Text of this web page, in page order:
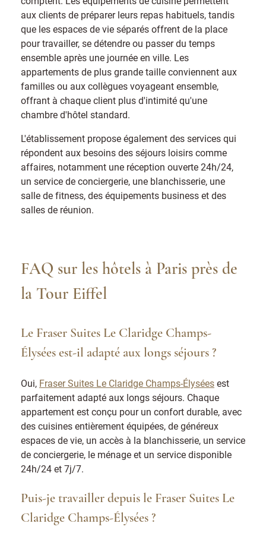
aux clients de préparer leurs repas habituels, tandis
que les espaces de vie séparés offrent de la place
pour travailler, se détendre ou passer du temps
ensemble après une journée en ville. Les
appartements de plus grande taille conviennent aux
familles ou aux collègues voyageant ensemble,
offrant à chaque client plus d'intimité qu'une
chambre d'hôtel standard.
L'établissement propose également des services qui
répondent aux besoins des séjours loisirs comme
affaires, notamment une réception ouverte 24h/24,
un service de conciergerie, une blanchisserie, une
salle de fitness, des équipements business et des
salles de réunion.
FAQ sur les hôtels à Paris près de
la Tour Eiffel
Le Fraser Suites Le Claridge Champs-
Élysées est-il adapté aux longs séjours ?
Oui, Fraser Suites Le Claridge Champs-Élyséesest
parfaitement adapté aux longs séjours. Chaque
appartement est conçu pour un confort durable, avec
des cuisines entièrement équipées, de généreux
espaces de vie, un accès à la blanchisserie, un service
de conciergerie, le ménage et un service disponible
24h/24 et 7j/7.
Puis-je travailler depuis le Fraser Suites Le
Claridge Champs-Élysées ?